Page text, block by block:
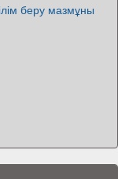
беру мазмұны